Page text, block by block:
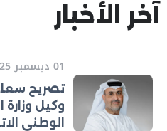
آخر الأخبار
01 ديسمبر 2025
تصريح
وكيل
الوطني